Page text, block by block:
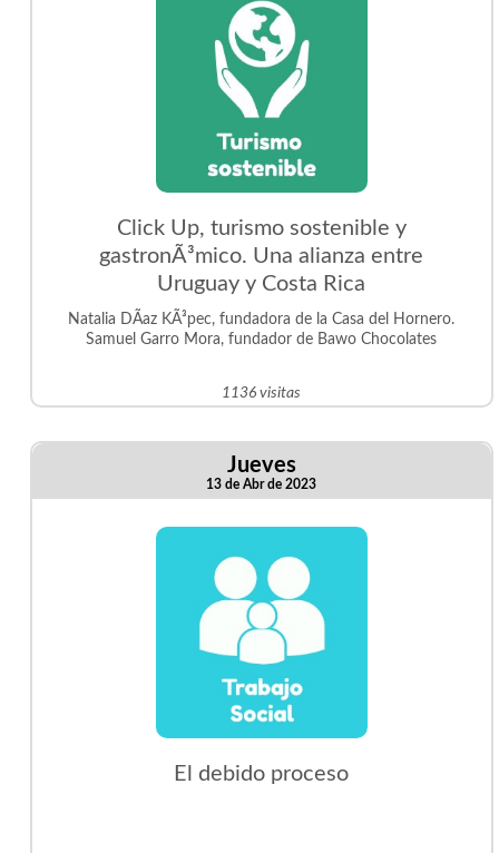
Click Up, turismo sostenible y
gastronÃ³mico. Una alianza entre
Uruguay y Costa Rica
Natalia DÃ­az KÃ³pec, fundadora de la Casa del Hornero.
Samuel Garro Mora, fundador de Bawo Chocolates
1136 visitas
Jueves
13 de Abr de 2023
El debido proceso